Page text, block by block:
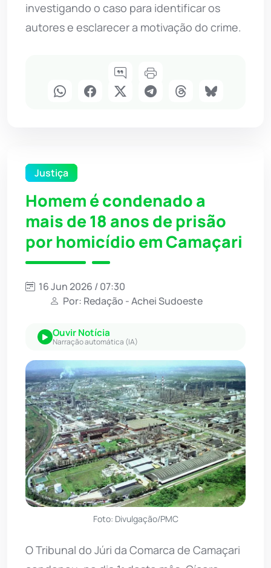
investigando o caso para identificar os
autores e esclarecer a motivação do crime.
Justiça
Homem é condenado a
mais de 18 anos de prisão
por homicídio em Camaçari
16 Jun 2026 / 07:30
Por: Redação - Achei Sudoeste
Ouvir Notícia
Narração automática (IA)
Foto: Divulgação/PMC
O Tribunal do Júri da Comarca de Camaçari